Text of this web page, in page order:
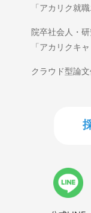
「アカリク就
院卒社会人・
「アカリクキャ
クラウド型論